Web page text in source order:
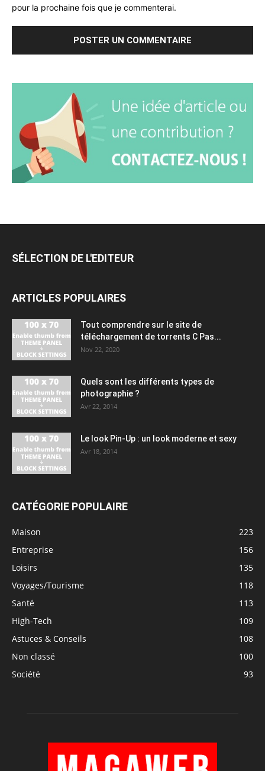
pour la prochaine fois que je commenterai.
SÉLECTION DE L'EDITEUR
ARTICLES POPULAIRES
Tout comprendre sur le site de
téléchargement de torrents C Pas...
Nov 22, 2020
Quels sont les différents types de
photographie ?
Avr 22, 2014
Le look Pin-Up : un look moderne et sexy
Avr 18, 2014
CATÉGORIE POPULAIRE
Maison
223
Entreprise
156
Loisirs
135
Voyages/Tourisme
118
Santé
113
High-Tech
109
Astuces & Conseils
108
Non classé
100
Société
93